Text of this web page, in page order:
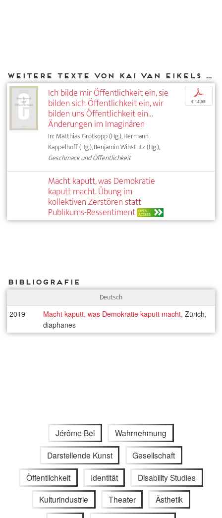
Weitere Texte von Kai van Eikels bei DIAPHANES
Ich bilde mir Öffentlichkeit ein, sie
bilden sich Öffentlichkeit ein, wir
bilden uns Öffentlichkeit ein…
Änderungen im Imaginären
In: Matthias Grotkopp (Hg.), Hermann
Kappelhoff (Hg.), Benjamin Wihstutz (Hg.),
Geschmack und Öffentlichkeit
p
€ 14,95
Macht kaputt, was Demokratie
kaputt macht. Übung im
kollektiven Zerstören statt
Publikums-Ressentiment OPEN
ACCESS
Bibliografie
Deutsch
2019 Macht kaputt, was Demokratie kaputt macht, Zürich,
diaphanes
Jérôme Bel Wahrnehmung
Darstellende Kunst Gesellschaft
Öffentlichkeit Identität Disability Studies
Kulturindustrie Theater Ästhetik